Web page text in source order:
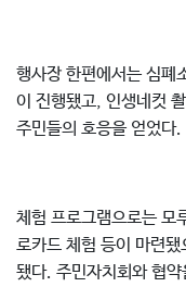
행사장 한편에서는 심폐
이 진행됐고, 인생네컷
주민들의 호응을 얻었다.
체험 프로그램으로는 모
로카드 체험 등이 마련
됐다. 주민자치회와 협